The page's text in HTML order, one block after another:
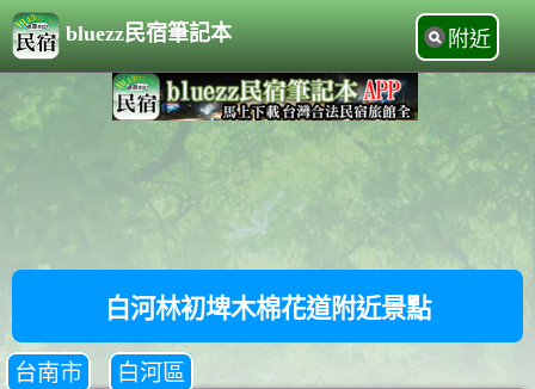
bluezz民宿筆記本 附近
白河林初埤木棉花道附近景點
台南市 白河區